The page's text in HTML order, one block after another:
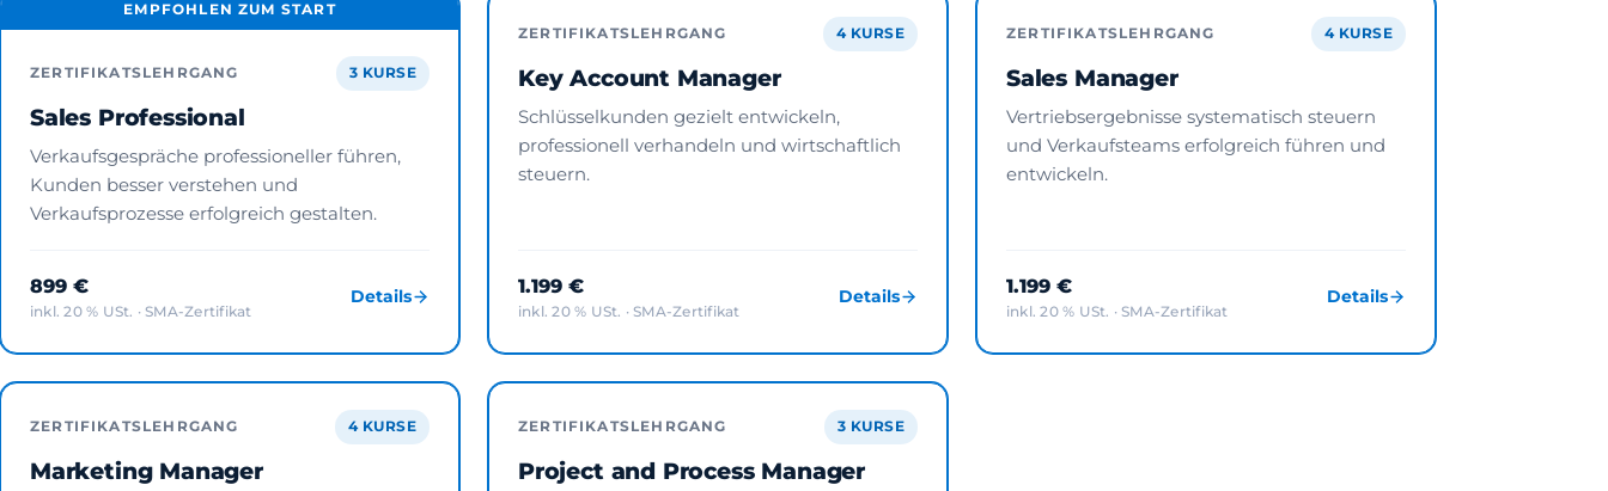
EMPFOHLEN ZUM START
ZERTIFIKATSLEHRGANG 3 KURSE
Sales Professional
Verkaufsgespräche professioneller führen,
Kunden besser verstehen und
Verkaufsprozesse erfolgreich gestalten.
899 €
inkl. 20 % USt. · SMA-Zertifikat
Details
ZERTIFIKATSLEHRGANG 4 KURSE
Key Account Manager
Schlüsselkunden gezielt entwickeln,
professionell verhandeln und wirtschaftlich
steuern.
1.199 €
inkl. 20 % USt. · SMA-Zertifikat
Details
ZERTIFIKATSLEHRGANG 4 KURSE
Sales Manager
Vertriebsergebnisse systematisch steuern
und Verkaufsteams erfolgreich führen und
entwickeln.
1.199 €
inkl. 20 % USt. · SMA-Zertifikat
Details
ZERTIFIKATSLEHRGANG 4 KURSE
Marketing Manager
ZERTIFIKATSLEHRGANG 3 KURSE
Project and Process Manager